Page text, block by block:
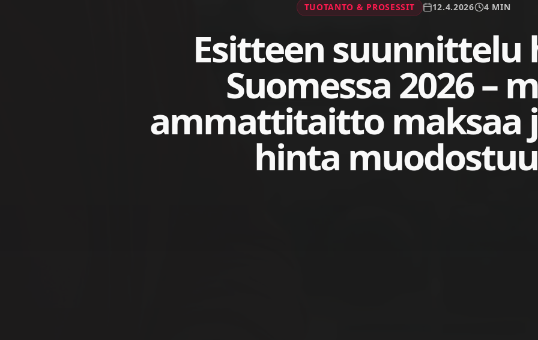
TUOTANTO & PROSESSIT 12.4.2026 4 MIN
Esitteen suunnittelu
Suomessa 2026 –
ammattitaitto maksaa
hinta